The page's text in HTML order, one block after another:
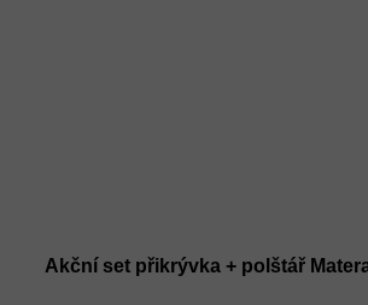
Akční set přikrývka + polštář